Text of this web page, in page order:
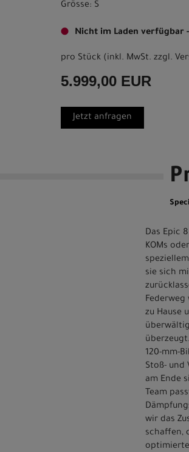
Grösse: S
Nicht im Laden verfügbar
pro Stück (inkl. MwSt. zzgl.
5.999,00 EUR
Jetzt anfragen
Das Epic
KOMs
sie sich
zu Hause
120-mm-
Stoß- und
am Ende
Team
wir das
schaffen,